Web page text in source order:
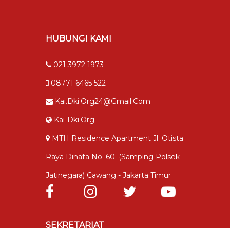
HUBUNGI KAMI
021 3972 1973
08771 6465 522
Kai.dki.org24@gmail.com
Kai-Dki.org
MTH Residence Apartment Jl. Otista
Raya Dinata No. 60. (samping Polsek
Jatinegara) Cawang - Jakarta Timur
SEKRETARIAT